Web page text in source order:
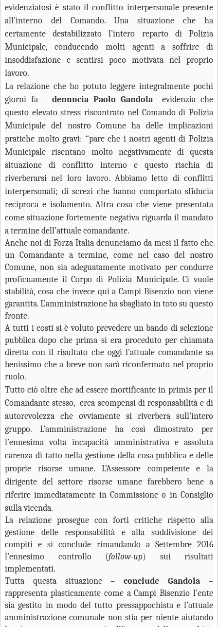
evidenziatosi è stato il conflitto interpersonale presente
all’interno del Comando. Una situazione che ha
certamente destabilizzato l’intero reparto di Polizia
Municipale, conducendo molti agenti a soffrire di
insoddisfazione e sentirsi poco motivata nel proprio
lavoro.
La relazione che ho potuto leggere integralmente pochi
giorni fa – denuncia Paolo Gandola– evidenzia che
questo elevato stress riscontrato nel Comando di Polizia
Municipale del nostro Comune ha delle implicazioni
pratiche molto gravi: “pare che i nostri agenti di Polizia
Municipale risentano molto negativamente di questa
situazione di conflitto interno e questo rischia di
riverberarsi nel loro lavoro. Abbiamo letto di conflitti
interpersonali; di screzi che hanno comportato sfiducia
reciproca e isolamento. Altra cosa che viene presentata
come situazione fortemente negativa riguarda il mandato
a termine dell’attuale comandante.
Anche noi di Forza Italia denunciamo da mesi il fatto che
un Comandante a termine, come nel caso del nostro
Comune, non sia adeguatamente motivato per condurre
proficuamente il Corpo di Polizia Municipale. Ci vuole
stabilità, cosa che invece qui a Campi Bisenzio non viene
garantita. L’amministrazione ha sbagliato in toto su questo
fronte.
A tutti i costi si è voluto prevedere un bando di selezione
pubblica dopo che prima si era proceduto per chiamata
diretta con il risultato che oggi l’attuale comandante sa
benissimo che a breve non sarà riconfermato nel proprio
ruolo.
Tutto ciò oltre che ad essere mortificante in primis per il
Comandante stesso, crea scompensi di responsabilità e di
autorevolezza che ovviamente si riverbera sull’intero
gruppo. L’amministrazione ha così dimostrato per
l’ennesima volta incapacità amministrativa e assoluta
carenza di tatto nella gestione della cosa pubblica e delle
proprie risorse umane. L’Assessore competente e la
dirigente del settore risorse umane farebbero bene a
riferire immediatamente in Commissione o in Consiglio
sulla vicenda.
La relazione prosegue con forti critiche rispetto alla
gestione delle responsabilità e alla suddivisione dei
compiti e si conclude rimandando a Settembre 2016
l’ennesimo controllo (follow-up) sui risultati
implementati.
Tutta questa situazione –conclude Gandola –
rappresenta plasticamente come a Campi Bisenzio l’ente
sia gestito in modo del tutto pressappochista e l’attuale
amministrazione comunale non stia per niente aiutando